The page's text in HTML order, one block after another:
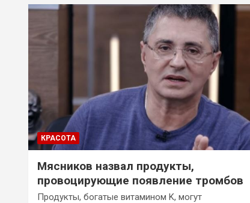
КРАСОТА
Мясников назвал продукты,
провоцирующие появление тромбов
Продукты, богатые витамином K, могут